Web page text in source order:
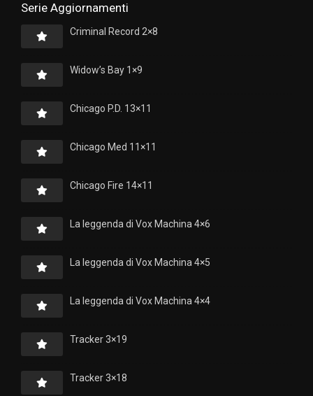
Serie Aggiornamenti
Criminal Record 2×8
Widow’s Bay 1×9
Chicago P.D. 13×11
Chicago Med 11×11
Chicago Fire 14×11
La leggenda di Vox Machina 4×6
La leggenda di Vox Machina 4×5
La leggenda di Vox Machina 4×4
Tracker 3×19
Tracker 3×18